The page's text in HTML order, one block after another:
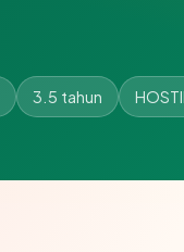
3.5 tahun